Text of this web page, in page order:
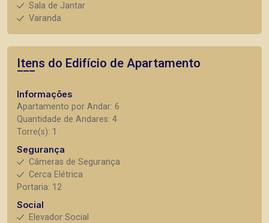
Sala de Jantar
Varanda
Itens do Edifício de Apartamento
Informações
Apartamento por Andar: 6
Quantidade de Andares: 4
Torre(s): 1
Segurança
Câmeras de Segurança
Cerca Elétrica
Portaria: 12
Social
Elevador Social